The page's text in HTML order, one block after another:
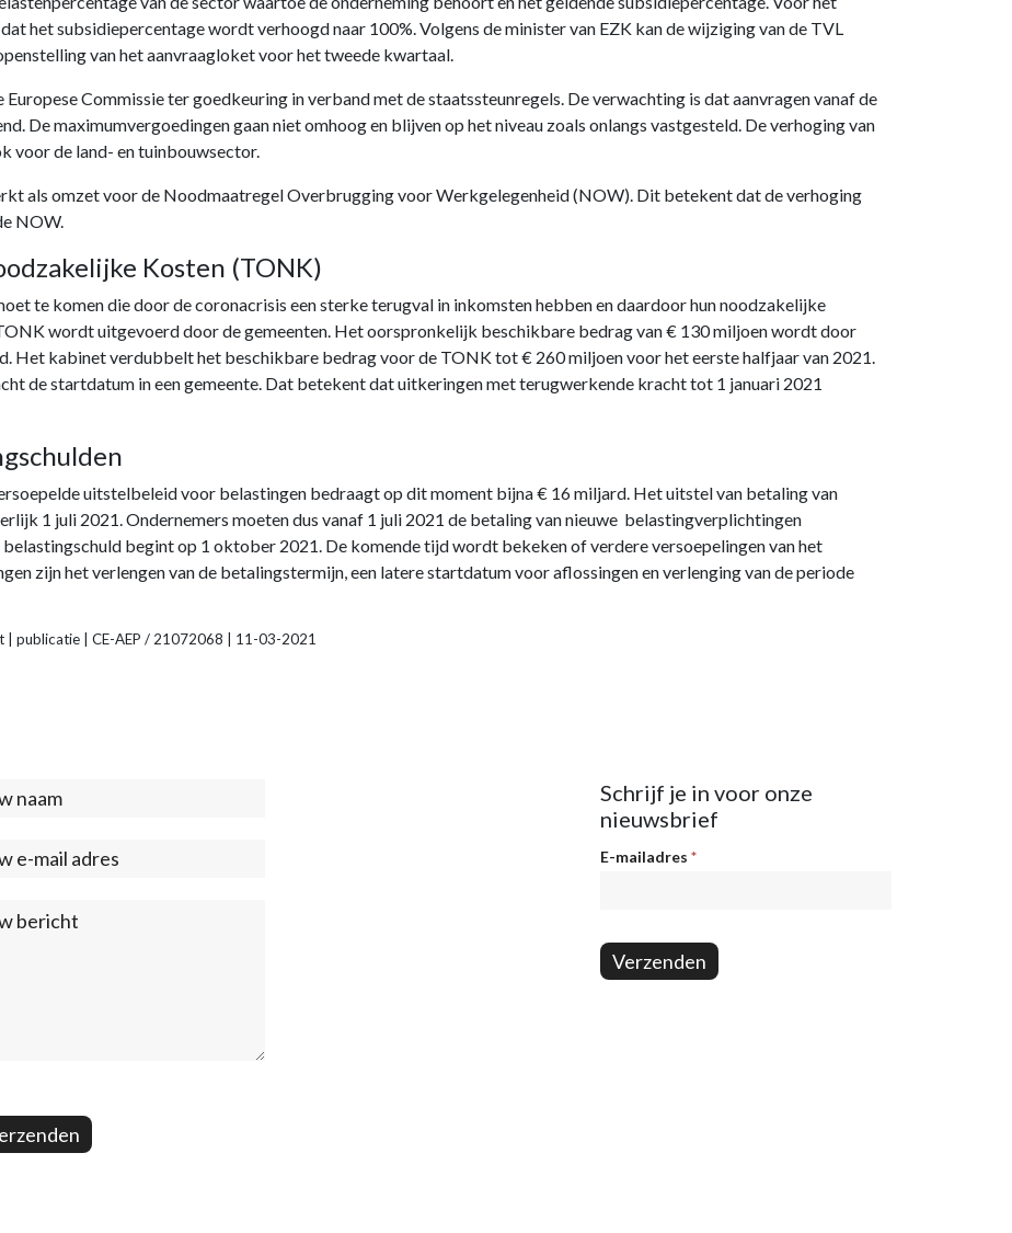
het subsidiepercentage wordt verhoogd naar 100%. Volgens de minister van EZK kan de wijziging van de TVL
van het aanvraagloket voor het tweede kwartaal.
Commissie ter goedkeuring in verband met de staatssteunregels. De verwachting is dat aanvragen vanaf de
De maximumvergoedingen gaan niet omhoog en blijven op het niveau zoals onlangs vastgesteld. De verhoging van
voor de land- en tuinbouwsector.
als omzet voor de Noodmaatregel Overbrugging voor Werkgelegenheid (NOW). Dit betekent dat de verhoging
NOW.
Kosten (TONK)
te komen die door de coronacrisis een sterke terugval in inkomsten hebben en daardoor hun noodzakelijke
wordt uitgevoerd door de gemeenten. Het oorspronkelijk beschikbare bedrag van € 130 miljoen wordt door
Het kabinet verdubbelt het beschikbare bedrag voor de TONK tot € 260 miljoen voor het eerste halfjaar van 2021.
de startdatum in een gemeente. Dat betekent dat uitkeringen met terugwerkende kracht tot 1 januari 2021
uitstelbeleid voor belastingen bedraagt op dit moment bijna € 16 miljard. Het uitstel van betaling van
1 juli 2021. Ondernemers moeten dus vanaf 1 juli 2021 de betaling van nieuwe belastingverplichtingen
begint op 1 oktober 2021. De komende tijd wordt bekeken of verdere versoepelingen van het
zijn het verlengen van de betalingstermijn, een latere startdatum voor aflossingen en verlenging van de periode
| publicatie | CE-AEP / 21072068 | 11-03-2021
Schrijf je in voor onze
nieuwsbrief
Nieuwsbrief
E-mailadres *
Verzenden